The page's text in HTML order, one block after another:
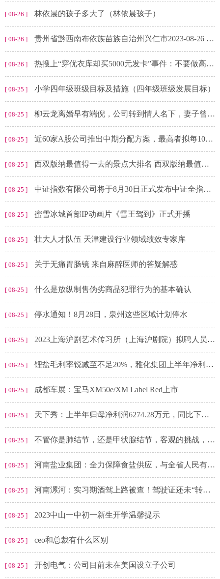
[ 08-26 ] 林依晨的孩子多大了（林依晨孩子）
[ 08-26 ] 贵州省黔西南布依族苗族自治州兴仁市2023-08-26 02:57发布雷电黄色预警
[ 08-26 ] 热搜上“穿优衣库却买5000元发卡”事件：不要做高配的“穷人”
[ 08-25 ] 小学四年级班级目标及措施（四年级班级发展目标）
[ 08-25 ] 柳云龙离婚早有端倪，公司转到情人名下，妻子曾惋惜两人情意终结
[ 08-25 ] 近60家A股公司推出中期分配方案，最高者拟每10派70元
[ 08-25 ] 西双版纳最值得一去的景点大排名 西双版纳最值得去的几个景点）
[ 08-25 ] 中证指数有限公司将于8月30日正式发布中证全指计算机行业指数等6条指数
[ 08-25 ] 蜜雪冰城首部IP动画片《雪王驾到》正式开播
[ 08-25 ] 壮大人才队伍 天津建设行业领域绩效专家库
[ 08-25 ] 关于无痛胃肠镜 来自麻醉医师的答疑解惑
[ 08-25 ] 什么是放纵制售伪劣商品犯罪行为的基本确认
[ 08-25 ] 停水通知！8月28日，泉州这些区域计划停水
[ 08-25 ] 2023上海沪剧艺术传习所（上海沪剧院）拟聘人员公示
[ 08-25 ] 锂盐毛利率锐减至不足20%，雅化集团上半年净利腰斩
[ 08-25 ] 成都车展：宝马XM50e/XM Label Red上市
[ 08-25 ] 天下秀：上半年归母净利润6274.28万元，同比下滑62.89%，二季度整体情况有所改善
[ 08-25 ] 不管你是肺结节，还是甲状腺结节，客观的挑战，不是怎么消除它，而是你的心结#...
[ 08-25 ] 河南盐业集团：全力保障食盐供应，与全省人民有盐同咸
[ 08-25 ] 河南漯河：实习期酒驾上路被查！驾驶证还未“转正”就“下岗”
[ 08-25 ] 2023中山一中初一新生开学温馨提示
[ 08-25 ] ceo和总裁有什么区别
[ 08-25 ] 开创电气：公司目前未在美国设立子公司